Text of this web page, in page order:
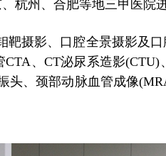
州、合肥等地三甲医院
影、口腔全景摄影及口
、CT泌尿系造影
头、颈部动脉血管成像